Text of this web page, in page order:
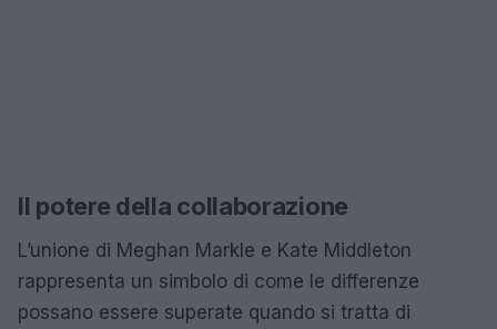
Il potere della collaborazione
L’unione di Meghan Markle e Kate Middleton
rappresenta un simbolo di come le differenze
possano essere superate quando si tratta di